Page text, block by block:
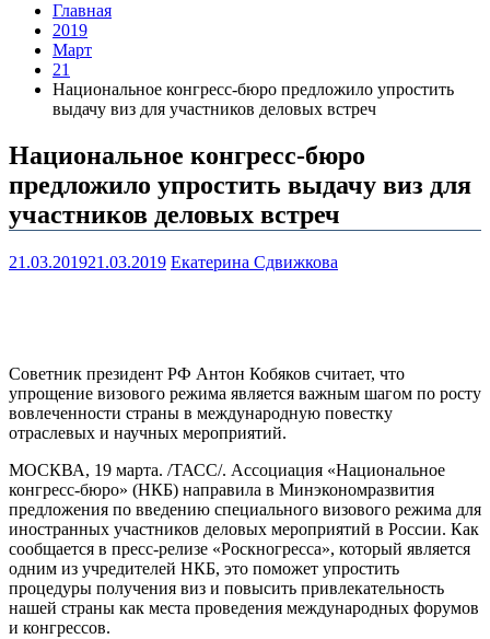
Главная
2019
Март
21
Национальное конгресс-бюро предложило упростить
выдачу виз для участников деловых встреч
Национальное конгресс-бюро
предложило упростить выдачу виз для
участников деловых встреч
21.03.201921.03.2019 Екатерина Сдвижкова
Советник президент РФ Антон Кобяков считает, что
упрощение визового режима является важным шагом по росту
вовлеченности страны в международную повестку
отраслевых и научных мероприятий.
МОСКВА, 19 марта. /ТАСС/. Ассоциация «Национальное
конгресс-бюро» (НКБ) направила в Минэкономразвития
предложения по введению специального визового режима для
иностранных участников деловых мероприятий в России. Как
сообщается в пресс-релизе «Роскногресса», который является
одним из учредителей НКБ, это поможет упростить
процедуры получения виз и повысить привлекательность
нашей страны как места проведения международных форумов
и конгрессов.